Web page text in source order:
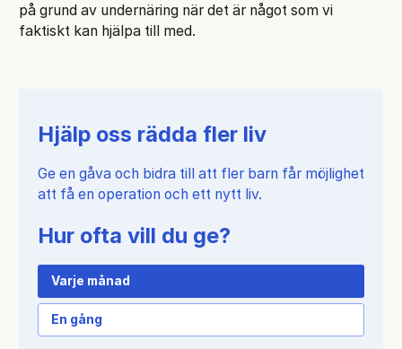
på grund av undernäring när det är något som vi
faktiskt kan hjälpa till med.
Hjälp oss rädda fler liv
Ge en gåva och bidra till att fler barn får möjlighet
att få en operation och ett nytt liv.
Hur ofta vill du ge?
Varje månad
En gång